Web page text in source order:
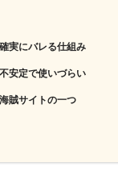
実にバレる仕組み
安定で使いづらい
賊サイトの一つ